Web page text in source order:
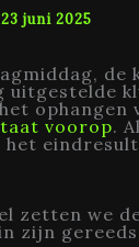
23 juni 2025
uitgestelde
ophangen
voorop.
het
zetten we
zijn